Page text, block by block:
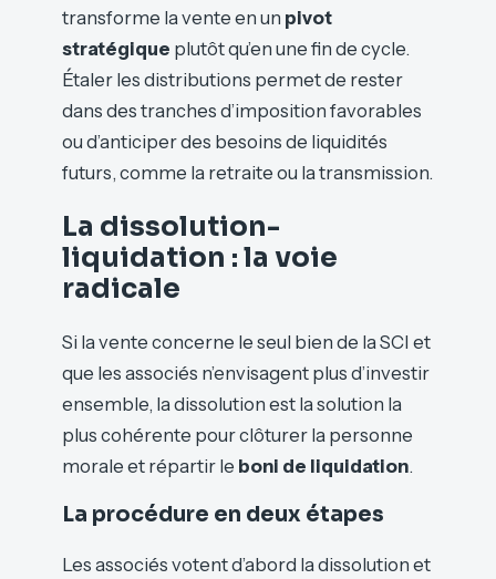
transforme la vente en un pivot
stratégique plutôt qu’en une fin de cycle.
Étaler les distributions permet de rester
dans des tranches d’imposition favorables
ou d’anticiper des besoins de liquidités
futurs, comme la retraite ou la transmission.
La dissolution-
liquidation : la voie
radicale
Si la vente concerne le seul bien de la SCI et
que les associés n’envisagent plus d’investir
ensemble, la dissolution est la solution la
plus cohérente pour clôturer la personne
morale et répartir le boni de liquidation.
La procédure en deux étapes
Les associés votent d’abord la dissolution et